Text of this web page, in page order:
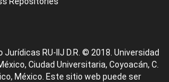
RU-IIJ D.R. © 2018. Universidad
Ciudad Universitaria, Coyoacán, C.
México. Este sitio web puede ser